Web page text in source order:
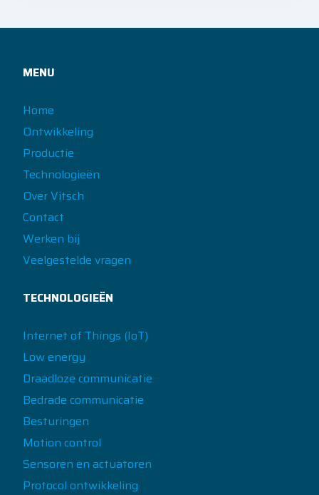
MENU
Home
Ontwikkeling
Productie
Technologieën
Over Vitsch
Contact
Werken bij
Veelgestelde vragen
TECHNOLOGIEËN
Internet of Things (IoT)
Low energy
Draadloze communicatie
Bedrade communicatie
Besturingen
Motion control
Sensoren en actuatoren
Protocol ontwikkeling